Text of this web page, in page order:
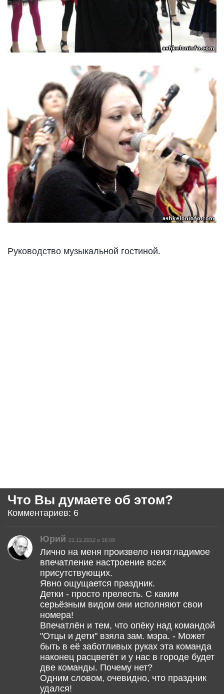
Руководство музыкальной гостиной.
Что Вы думаете об этом?
Комментариев: 6
Юрий 21.12.2012 в 16:08
Лично на меня произвело неизгладимое
впечатление настроение всех
присутствующих.
Явно ощущается праздник.
Детки - просто прелесть. С каким
серьёзным видом они исполняют свои
номера!
Впечатлён и тем, что опёку над командой
"Отцы и дети" взяла зам. мэра. - Может
быть в её заботливых руках эта команда
наконец расцветёт и у нас в городе будет
две команды. Почему нет?
Одним словом, очевидно, что праздник
удался!